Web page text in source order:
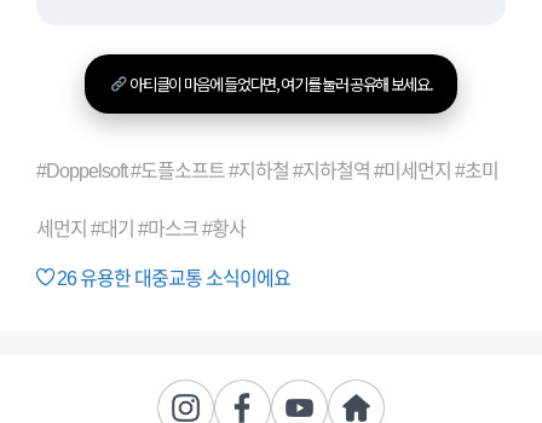
아티클이 마음에 들었다면, 여기를 눌러 공유해 보세요.
#Doppelsoft #도플소프트 #지하철 #지하철역 #미세먼지 #초미
세먼지 #대기 #마스크 #황사
26유용한 대중교통 소식이에요